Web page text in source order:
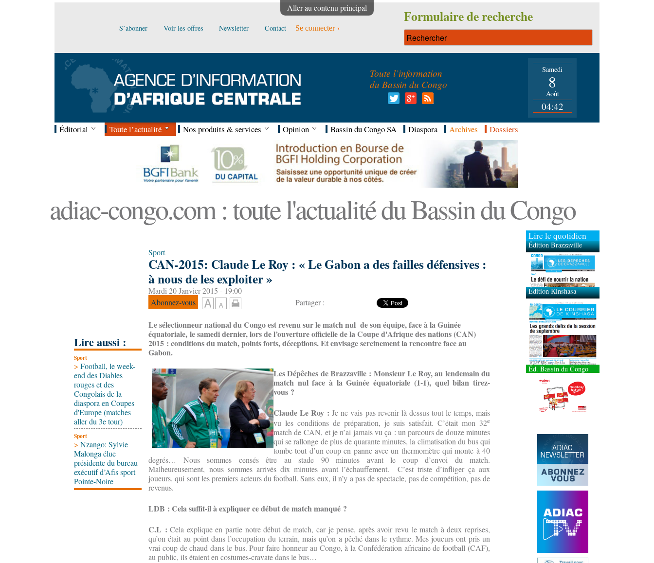
Aller au contenu principal
S’abonner Voir les offres Newsletter Contact Se connecter
Formulaire de recherche
Toute l’information
du Bassin du Congo
Samedi
8
Août
04:42
Éditorial Toute l’actualité Nos produits & services Opinion Bassin du Congo SA Diaspora Archives Dossiers
adiac-congo.com : toute l'actualité du Bassin du Congo
Lire aussi :
Sport
> Football, le week-
end des Diables
rouges et des
Congolais de la
diaspora en Coupes
d'Europe (matches
aller du 3e tour)
Sport
> Nzango: Sylvie
Malonga élue
présidente du bureau
exécutif d’Afis sport
Pointe-Noire
Sport
CAN-2015: Claude Le Roy : « Le Gabon a des failles défensives :
à nous de les exploiter »
Mardi 20 Janvier 2015 - 19:00
Abonnez-vous
Partager :
Le sélectionneur national du Congo est revenu sur le match nul de son équipe, face à la Guinée
équatoriale, le samedi dernier, lors de l’ouverture officielle de la Coupe d'Afrique des nations (CAN)
2015 : conditions du match, points forts, déceptions. Et envisage sereinement la rencontre face au
Gabon.
Les Dépêches de Brazzaville : Monsieur Le Roy, au lendemain du
match nul face à la Guinée équatoriale (1-1), quel bilan tirez-
vous ?
Claude Le Roy : Je ne vais pas revenir là-dessus tout le temps, mais
vu les conditions de préparation, je suis satisfait. C’était mon 32e
match de CAN, et je n’ai jamais vu ça : un parcours de douze minutes
qui se rallonge de plus de quarante minutes, la climatisation du bus qui
tombe tout d’un coup en panne avec un thermomètre qui monte à 40
degrés… Nous sommes censés être au stade 90 minutes avant le coup d’envoi du match.
Malheureusement, nous sommes arrivés dix minutes avant l’échauffement. C’est triste d’infliger ça aux
joueurs, qui sont les premiers acteurs du football. Sans eux, il n’y a pas de spectacle, pas de compétition, pas de
revenus.
LDB : Cela suffit-il à expliquer ce début de match manqué ?
C.L : Cela explique en partie notre début de match, car je pense, après avoir revu le match à deux reprises,
qu’on était au point dans l’occupation du terrain, mais qu’on a pêché dans le rythme. Mes joueurs ont pris un
vrai coup de chaud dans le bus. Pour faire honneur au Congo, à la Confédération africaine de football (CAF),
au public, ils étaient en costumes-cravate dans le bus…
Lire le quotidien
Édition Brazzaville
Édition Kinshasa
Éd. Bassin du Congo